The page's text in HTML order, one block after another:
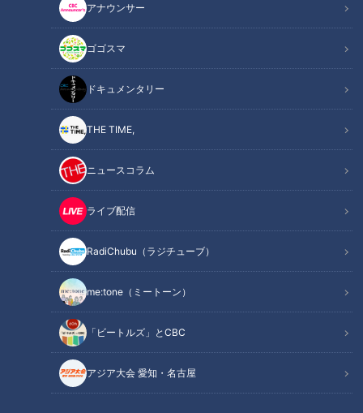
アナウンサー
ゴゴスマ
ドキュメンタリー
THE TIME,
ニュースコラム
ライブ配信
RadiChubu（ラジチューブ）
me:tone（ミートーン）
「ビートルズ」とCBC
アジア大会 愛知・名古屋
記事に戻る
この記事を見たあなたへのおすすめ